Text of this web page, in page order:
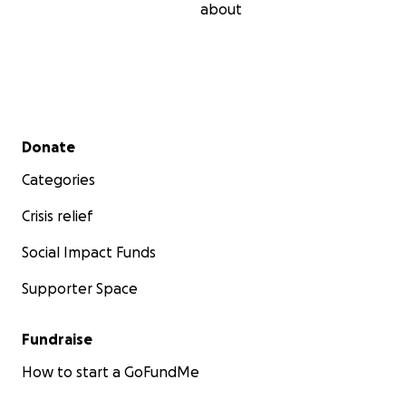
about
Secondary menu
Donate
Categories
Crisis relief
Social Impact Funds
Supporter Space
Fundraise
How to start a GoFundMe